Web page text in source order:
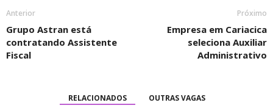
Anterior
Grupo Astran está
contratando Assistente
Fiscal
Próximo
Empresa em Cariacica
seleciona Auxiliar
Administrativo
RELACIONADOS OUTRAS VAGAS